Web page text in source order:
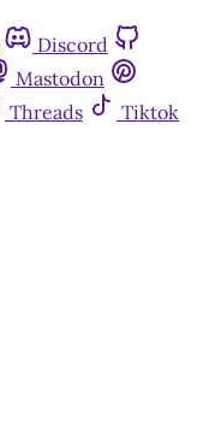
Discord
Mastodon
Threads
Tiktok